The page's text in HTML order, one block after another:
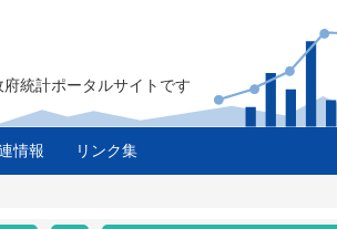
統計ポータルサイトです
情報 リンク集